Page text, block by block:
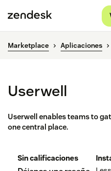
Marketplace Aplicaciones
Userwell
Userwell enables teams to
one central place.
Sin calificaciones